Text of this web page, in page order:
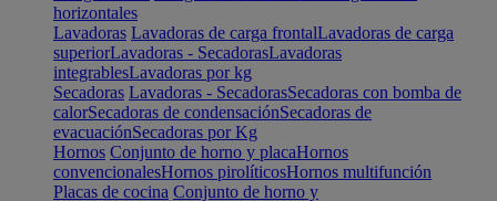
horizontales
Lavadoras Lavadoras de carga frontalLavadoras de carga
superiorLavadoras - SecadorasLavadoras
integrablesLavadoras por kg
Secadoras Lavadoras - SecadorasSecadoras con bomba de
calorSecadoras de condensaciónSecadoras de
evacuaciónSecadoras por Kg
Hornos Conjunto de horno y placaHornos
convencionalesHornos pirolíticosHornos multifunción
Placas de cocina Conjunto de horno y